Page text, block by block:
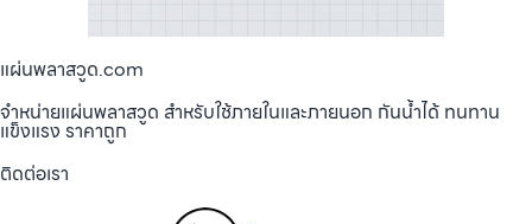
แผ่นพลาสวูด.com
จำหน่ายแผ่นพลาสวูด สำหรับใช้ภายในและภายนอก กันน้ำได้ ทนทาน
แข็งแรง ราคาถูก
ติดต่อเรา